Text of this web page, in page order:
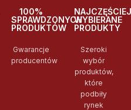
100%
SPRAWDZONYCH
PRODUKTÓW
Gwarancje
producentów
NAJCZĘŚCIEJ
WYBIERANE
PRODUKTY
Szeroki
wybór
produktów,
które
podbiły
rynek